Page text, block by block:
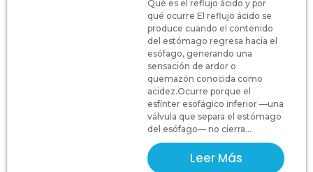
Qué es el reflujo ácido y por
qué ocurre El reflujo ácido se
produce cuando el contenido
del estómago regresa hacia el
esófago, generando una
sensación de ardor o
quemazón conocida como
acidez.Ocurre porque el
esfínter esofágico inferior —una
válvula que separa el estómago
del esófago— no cierra...
Leer Más